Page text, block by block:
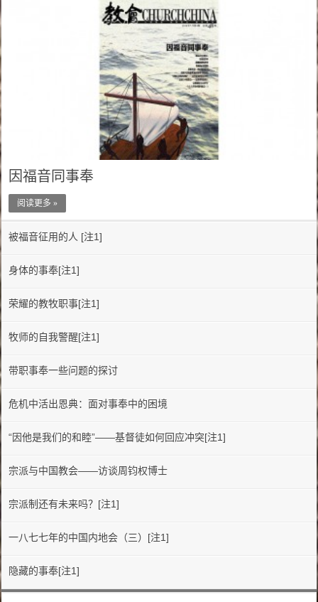
因福音同事奉
阅读更多 »
被福音征用的人 [注1]
身体的事奉[注1]
荣耀的教牧职事[注1]
牧师的自我警醒[注1]
带职事奉一些问题的探讨
危机中活出恩典：面对事奉中的困境
“因他是我们的和睦”——基督徒如何回应冲突[注1]
宗派与中国教会——访谈周钧权博士
宗派制还有未来吗？[注1]
一八七七年的中国内地会（三）[注1]
隐藏的事奉[注1]